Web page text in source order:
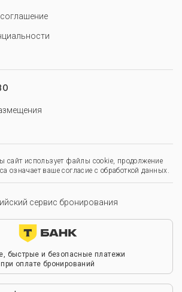
сайт использует файлы cookie, продолжение
означает ваше согласие с обработкой данных.
сервис бронирования
быстрые и безопасные платежи
при оплате бронирований